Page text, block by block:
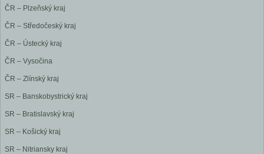
ČR – Plzeňský kraj
ČR – Středočeský kraj
ČR – Ústecký kraj
ČR – Vysočina
ČR – Zlínský kraj
SR – Banskobystrický kraj
SR – Bratislavský kraj
SR – Košický kraj
SR – Nitriansky kraj